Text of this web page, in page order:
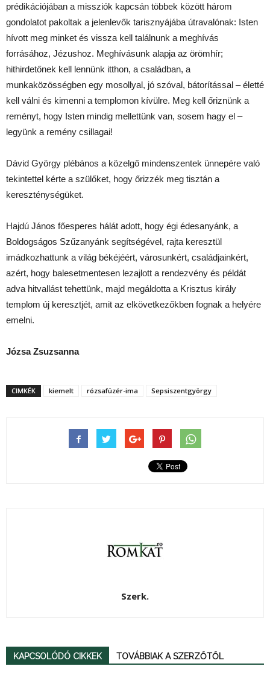
prédikációjában a missziók kapcsán többek között három
gondolatot pakoltak a jelenlevők tarisznyájába útravalónak: Isten
hívott meg minket és vissza kell találnunk a meghívás
forrásához, Jézushoz. Meghívásunk alapja az örömhír;
hithirdetőnek kell lennünk itthon, a családban, a
munkaközösségben egy mosollyal, jó szóval, bátorítással – életté
kell válni és kimenni a templomon kívülre. Meg kell őriznünk a
reményt, hogy Isten mindig mellettünk van, sosem hagy el –
legyünk a remény csillagai!
Dávid György plébános a közelgő mindenszentek ünnepére való
tekintettel kérte a szülőket, hogy őrizzék meg tisztán a
kereszténységüket.
Hajdú János főesperes hálát adott, hogy égi édesanyánk, a
Boldogságos Szűzanyánk segítségével, rajta keresztül
imádkozhattunk a világ békéjéért, városunkért, családjainkért,
azért, hogy balesetmentesen lezajlott a rendezvény és példát
adva hitvallást tehettünk, majd megáldotta a Krisztus király
templom új keresztjét, amit az elkövetkezőkben fognak a helyére
emelni.
Józsa Zsuzsanna
CIMKÉK kiemelt rózsafüzér-ima Sepsiszentgyörgy
Szerk.
KAPCSOLÓDÓ CIKKEK TOVÁBBIAK A SZERZŐTŐL